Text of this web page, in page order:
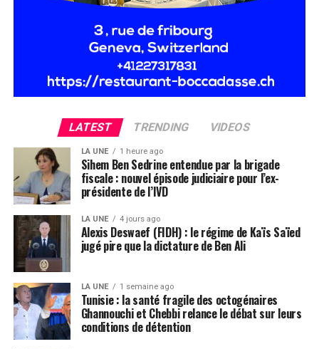
LATEST TRENDING VIDEOS
LA UNE 1 heure ago
Sihem Ben Sedrine entendue par la brigade
fiscale : nouvel épisode judiciaire pour l’ex-
présidente de l’IVD
LA UNE 4 jours ago
Alexis Deswaef (FIDH) : le régime de Kaïs Saïed
jugé pire que la dictature de Ben Ali
LA UNE 1 semaine ago
Tunisie : la santé fragile des octogénaires
Ghannouchi et Chebbi relance le débat sur leurs
conditions de détention